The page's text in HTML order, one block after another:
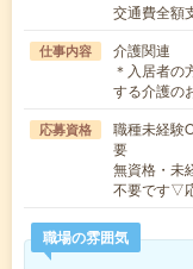
交通費全額
仕事内容
介護関連
＊入居者の
する介護の
応募資格
職種未経験
要
無資格・未
不要です▽
職場の雰囲気